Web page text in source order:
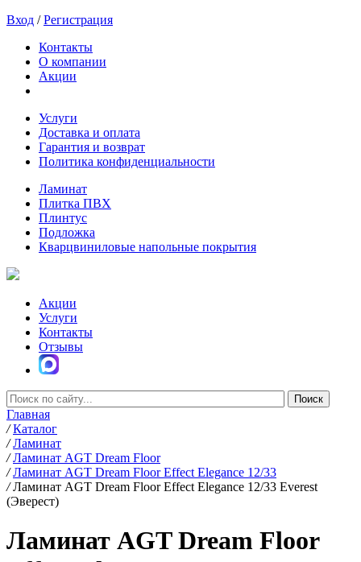
Вход /Регистрация
Контакты
О компании
Акции
Услуги
Доставка и оплата
Гарантия и возврат
Политика конфиденциальности
Ламинат
Плитка ПВХ
Плинтус
Подложка
Кварцвиниловые напольные покрытия
Акции
Услуги
Контакты
Отзывы
Главная
/ Каталог
/ Ламинат
/ Ламинат AGT Dream Floor
/ Ламинат AGT Dream Floor Effect Elegance 12/33
/ Ламинат AGT Dream Floor Effect Elegance 12/33 Everest
(Эверест)
Ламинат AGT Dream Floor